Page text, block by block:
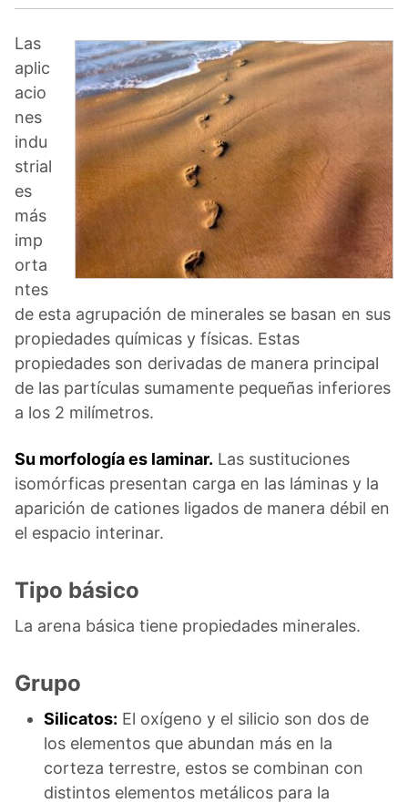
Las
aplic
acio
nes
indu
strial
es
más
imp
orta
ntes
de esta agrupación de minerales se basan en sus
propiedades químicas y físicas. Estas
propiedades son derivadas de manera principal
de las partículas sumamente pequeñas inferiores
a los 2 milímetros.
Su morfología es laminar. Las sustituciones
isomórficas presentan carga en las láminas y la
aparición de cationes ligados de manera débil en
el espacio interinar.
Tipo básico
La arena básica tiene propiedades minerales.
Grupo
Silicatos: El oxígeno y el silicio son dos de
los elementos que abundan más en la
corteza terrestre, estos se combinan con
distintos elementos metálicos para la